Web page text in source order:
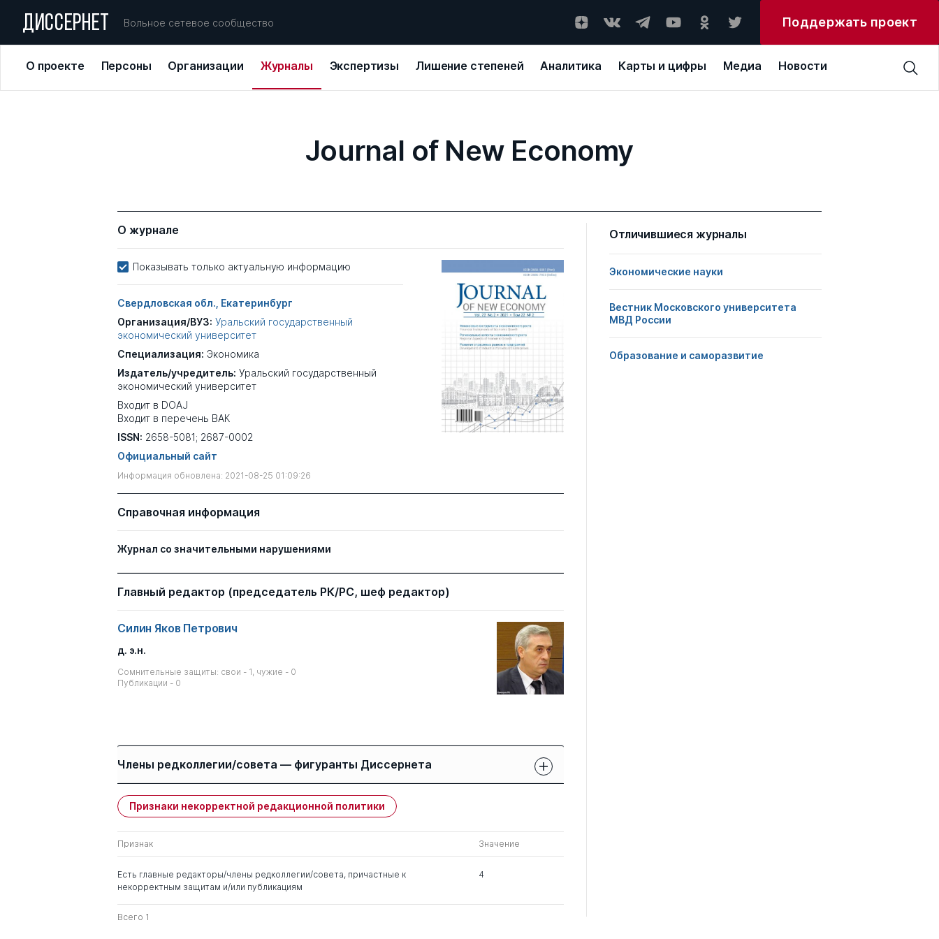
ДИССЕРНЕТ Вольное сетевое сообщество Поддержать проект
О проекте Персоны Организации Журналы Экспертизы Лишение степеней Аналитика Карты и цифры Медиа Новости
Journal of New Economy
О журнале
Показывать только актуальную информацию
Свердловская обл., Екатеринбург
Организация/ВУЗ: Уральский государственный
экономический университет
Специализация: Экономика
Издатель/учредитель: Уральский государственный
экономический университет
Входит в DOAJ
Входит в перечень ВАК
ISSN: 2658-5081; 2687-0002
Официальный сайт
Информация обновлена: 2021-08-25 01:09:26
Справочная информация
Журнал со значительными нарушениями
Главный редактор (председатель РК/РС, шеф редактор)
Силин Яков Петрович
д. э.н.
Сомнительные защиты: свои - 1, чужие - 0
Публикации - 0
Члены редколлегии/совета — фигуранты Диссернета
Имя Степень
Защиты членов РК:
свои
чужие
Анимица Евгений
Георгиевич
1
Марамыгин Максим
Сергеевич
Признаки некорректной редакционной политики
Признак Значение
Есть главные редакторы/члены редколлегии/совета, причастные к
некорректным защитам и/или публикациям
4
Всего 1
Отличившиеся журналы
Экономические науки
Вестник Московского университета
МВД России
Образование и саморазвитие